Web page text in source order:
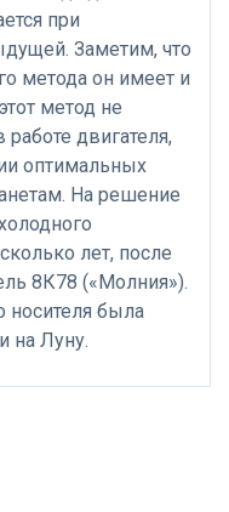
при
Заметим, что
метода он имеет и
метод не
двигателя,
оптимальных
На решение
лет, после
8К78 («Молния»).
носителя была
на Луну.